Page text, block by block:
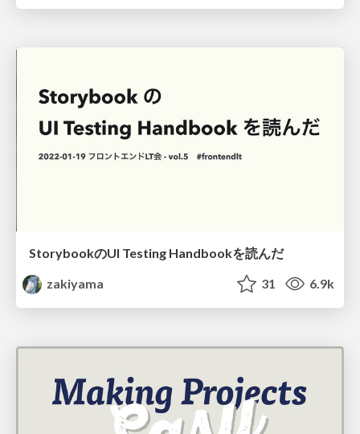
StorybookのUI Testing Handbookを読んだ
zakiyama
31 6.9k